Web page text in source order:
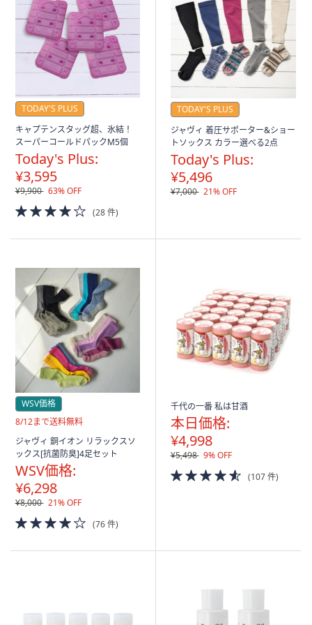
TODAY'S PLUS
キャプテンスタッグ超、氷結！
スーパーコールドパックM5個
Today's Plus:
¥3,595
¥9,900 63% OFF
4.0
of
(28 件)
TODAY'S PLUS
ジャヴィ 着圧サポーター&ショー
トソックス カラー選べる2点
Today's Plus:
¥5,496
¥7,000 21% OFF
WSV価格
送
無
料
8/12まで送料無料
ジャヴィ 銅イオン リラックスソ
ックス[抗菌防臭]4足セット
WSV価格:
¥6,298
¥8,000 21% OFF
4.0
of
(76 件)
千代の一番 私は甘酒
本日価格:
¥4,998
¥5,498 9% OFF
4.5
of
(107 件)